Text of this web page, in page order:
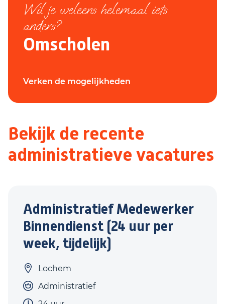
Wil je weleens helemaal iets
anders?
Omscholen
Verken de mogelijkheden
Bekijk de recente
administratieve vacatures
Administratief Medewerker
Binnendienst (24 uur per
week, tijdelijk)
Lochem
Administratief